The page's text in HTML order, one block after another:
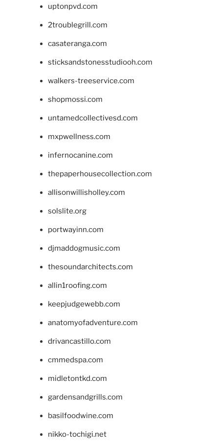
uptonpvd.com
2troublegrill.com
casateranga.com
sticksandstonesstudiooh.com
walkers-treeservice.com
shopmossi.com
untamedcollectivesd.com
mxpwellness.com
infernocanine.com
thepaperhousecollection.com
allisonwillisholley.com
solslite.org
portwayinn.com
djmaddogmusic.com
thesoundarchitects.com
allin1roofing.com
keepjudgewebb.com
anatomyofadventure.com
drivancastillo.com
cmmedspa.com
midletontkd.com
gardensandgrills.com
basilfoodwine.com
nikko-tochigi.net